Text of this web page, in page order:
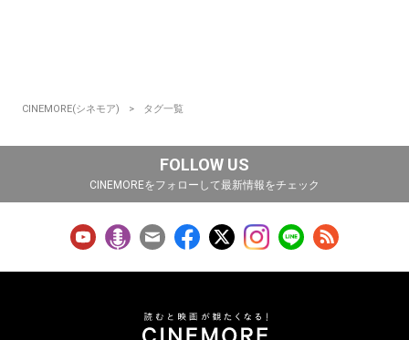
CINEMORE(シネモア) タグ一覧
FOLLOW US
CINEMOREをフォローして最新情報をチェック